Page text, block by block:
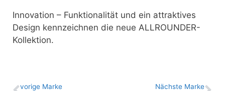
Innovation – Funktionalität und ein attraktives
Design kennzeichnen die neue ALLROUNDER-
Kollektion.
vo­ri­ge Marke Nächste Marke